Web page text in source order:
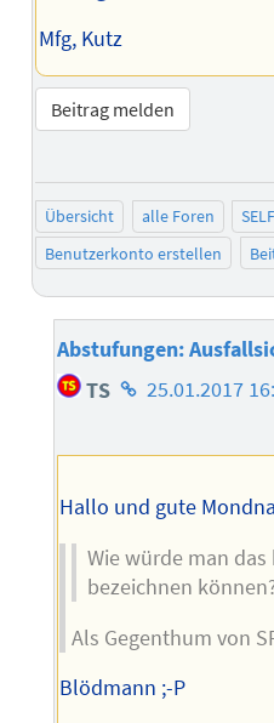
Mfg, Kutz
Beitrag melden
Übersicht alle Foren
Benutzerkonto erstellen
Abstufungen:
TS Homepage
Autors
25.01.2017
Hallo und gute
Wie würde man
bezeichnen
Als Gegenthum von
Blödmann ;-P